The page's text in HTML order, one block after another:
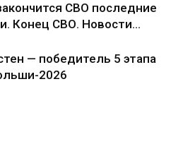
СВО последние
Конец СВО. Новости...
— победитель 5 этапа
2026